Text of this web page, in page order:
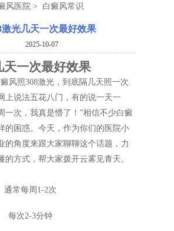
风医院 > 白癜风常识
激光几天一次最好效果
2025-10-07
天一次最好效果
风照308激光，到底隔几天照一次
上说法五花八门，有的说一天一
一次，我真是懵了！”相信不少白癜
的困惑。今天，作为你们的医院小
的角度来跟大家聊聊这个话题，力
的方式，帮大家拨开云雾见青天。
通常每周1-2次
每次2-3分钟